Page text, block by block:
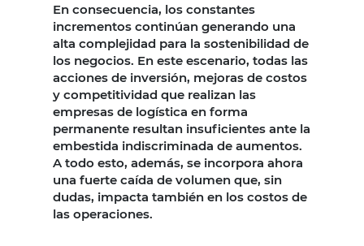
En consecuencia, los constantes
incrementos continúan generando una
alta complejidad para la sostenibilidad de
los negocios. En este escenario, todas las
acciones de inversión, mejoras de costos
y competitividad que realizan las
empresas de logística en forma
permanente resultan insuficientes ante la
embestida indiscriminada de aumentos.
A todo esto, además, se incorpora ahora
una fuerte caída de volumen que, sin
dudas, impacta también en los costos de
las operaciones.